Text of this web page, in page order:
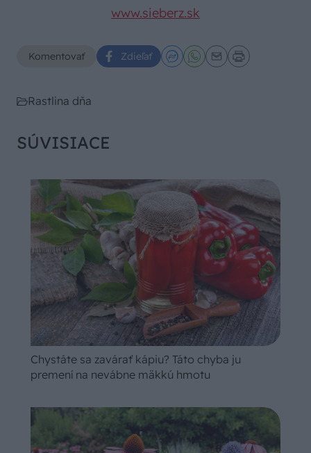
www.sieberz.sk
Komentovať Zdieľať
Rastlina dňa
SÚVISIACE
Chystáte sa zavárať kápiu? Táto chyba ju
premení na nevábne mäkkú hmotu